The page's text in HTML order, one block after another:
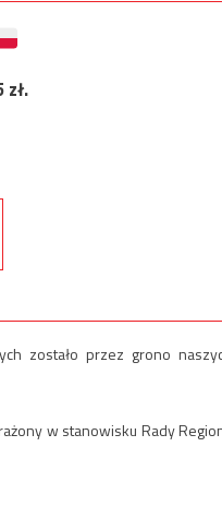
zł.
zostało przez grono
w stanowisku Rady